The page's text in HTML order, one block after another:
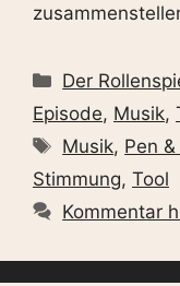
Kategorien
Der
Episode, Musik,
Schlagwörter
Musik, Pen
Stimmung, Tool
Kommentar